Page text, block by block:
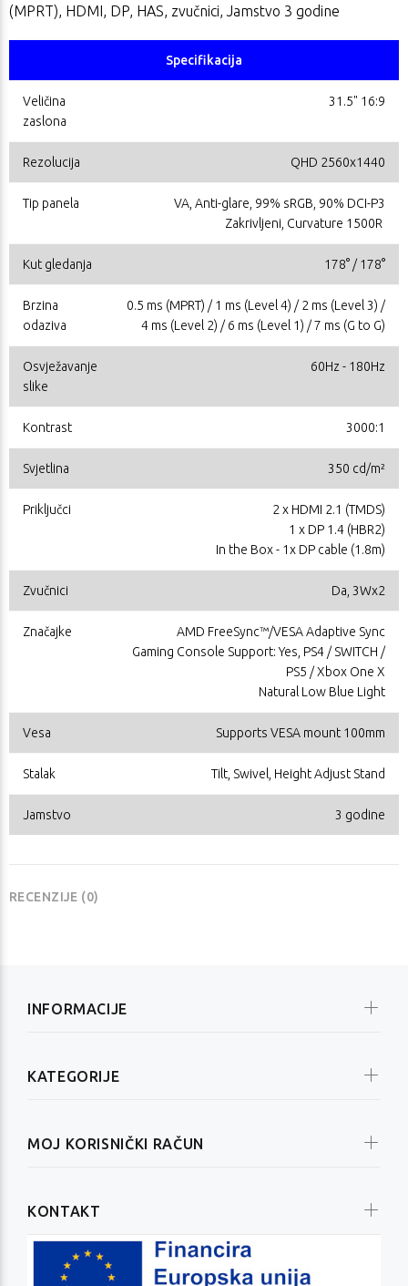
(MPRT), HDMI, DP, HAS, zvučnici, Jamstvo 3 godine
Specifikacija
Veličina
zaslona
31.5" 16:9
Rezolucija QHD 2560x1440
Tip panela
VA, Anti-glare, 99% sRGB, 90% DCI-P3
Zakrivljeni, Curvature 1500R
Kut gledanja 178° / 178°
Brzina
odaziva
0.5 ms (MPRT) / 1 ms (Level 4) / 2 ms (Level 3) /
4 ms (Level 2) / 6 ms (Level 1) / 7 ms (G to G)
Osvježavanje
slike
60Hz - 180Hz
Kontrast 3000:1
Svjetlina 350 cd/m²
Priključci
2 x HDMI 2.1 (TMDS)
1 x DP 1.4 (HBR2)
In the Box - 1x DP cable (1.8m)
Zvučnici Da, 3Wx2
Značajke
AMD FreeSync™/VESA Adaptive Sync
Gaming Console Support: Yes, PS4 / SWITCH /
PS5 / Xbox One X
Natural Low Blue Light
Vesa Supports VESA mount 100mm
Stalak Tilt, Swivel, Height Adjust Stand
Jamstvo 3 godine
RECENZIJE (0)
INFORMACIJE
KATEGORIJE
MOJ KORISNIČKI RAČUN
KONTAKT